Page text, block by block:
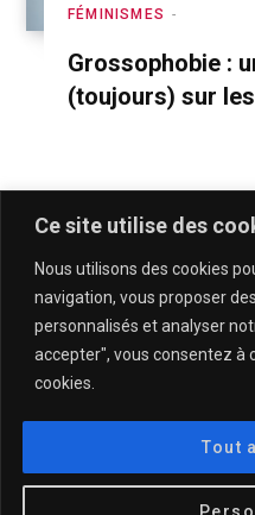
Ce site utilise des
Nous utilisons des cookies
navigation, vous proposer
personnalisés et analyser
accepter", vous consentez à
cookies.
Tout
FÉMINISMES
Grossophobie :
(toujours) sur
© 2025